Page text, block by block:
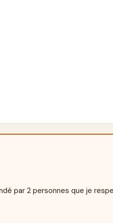
par 2 personnes que je